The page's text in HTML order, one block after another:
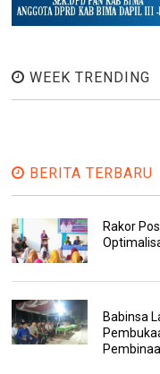
WEEK TRENDING
BERITA TERBARU
Rakor
Babinsa